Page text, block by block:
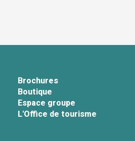
Brochures
Boutique
Espace groupe
L'Office de tourisme